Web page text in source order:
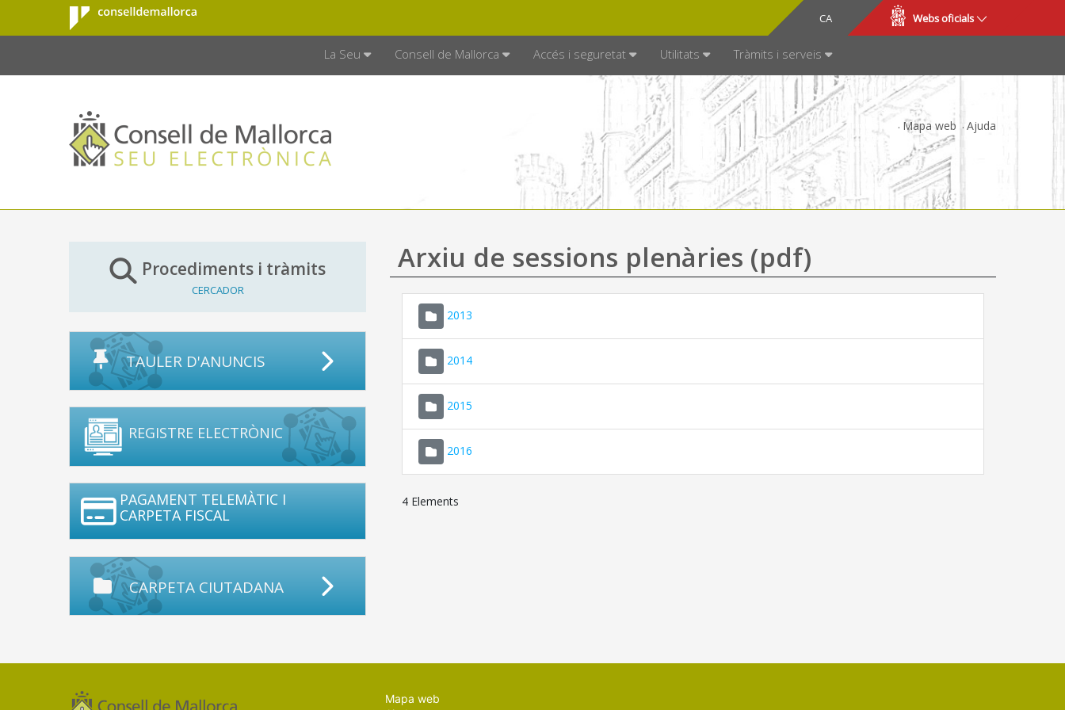
Salta al contingut principal
Consell de
Mallorca
CA
ES Webs oficials
La Seu Consell de Mallorca Accés i seguretat Utilitats Tràmits i serveis
Mapa web Ajuda
Procediments i tràmits
CERCADOR
TAULER D'ANUNCIS
REGISTRE ELECTRÒNIC
PAGAMENT TELEMÀTIC I
CARPETA FISCAL
CARPETA CIUTADANA
Arxiu de sessions plenàries (pdf)
2013
2014
2015
2016
4 Elements
Mapa web